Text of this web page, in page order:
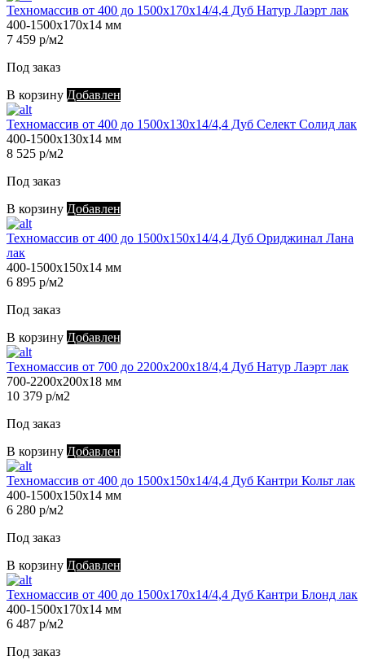
Техномассив от 400 до 1500х170х14/4,4 Дуб Натур Лаэрт лак
400-1500х170х14 мм
7 459 р/м2
Под заказ
В корзину Добавлен
Техномассив от 400 до 1500х130х14/4,4 Дуб Селект Солид лак
400-1500х130х14 мм
8 525 р/м2
Под заказ
В корзину Добавлен
Техномассив от 400 до 1500х150х14/4,4 Дуб Ориджинал Лана
лак
400-1500х150х14 мм
6 895 р/м2
Под заказ
В корзину Добавлен
Техномассив от 700 до 2200х200х18/4,4 Дуб Натур Лаэрт лак
700-2200х200х18 мм
10 379 р/м2
Под заказ
В корзину Добавлен
Техномассив от 400 до 1500х150х14/4,4 Дуб Кантри Кольт лак
400-1500х150х14 мм
6 280 р/м2
Под заказ
В корзину Добавлен
Техномассив от 400 до 1500х170х14/4,4 Дуб Кантри Блонд лак
400-1500х170х14 мм
6 487 р/м2
Под заказ